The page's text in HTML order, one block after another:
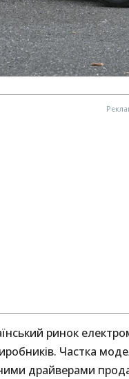
ринок
Частка
драйверами